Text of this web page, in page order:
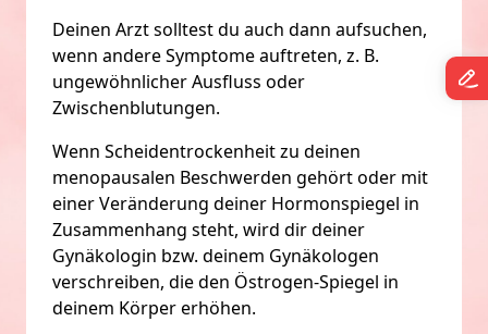
Deinen Arzt solltest du auch dann aufsuchen,
wenn andere Symptome auftreten, z. B.
ungewöhnlicher Ausfluss oder
Zwischenblutungen.
Wenn Scheidentrockenheit zu deinen
menopausalen Beschwerden gehört oder mit
einer Veränderung deiner Hormonspiegel in
Zusammenhang steht, wird dir deiner
Gynäkologin bzw. deinem Gynäkologen
verschreiben, die den Östrogen-Spiegel in
deinem Körper erhöhen.